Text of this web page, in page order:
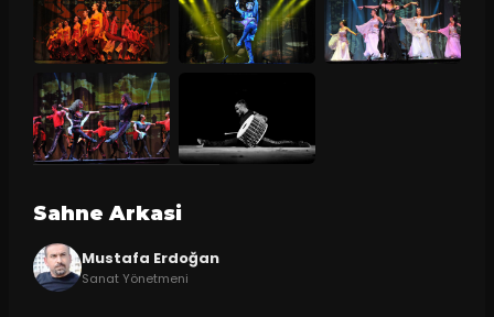
Sahne Arkasi
Mustafa Erdoğan
Sanat Yönetmeni